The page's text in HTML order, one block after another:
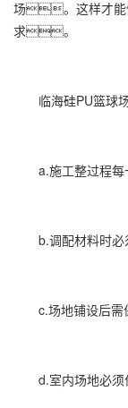
场。这样才能
求。
临海硅PU篮球场
a.施工整过程每
b.调配材料时必
c.场地铺设后需
d.室内场地必须